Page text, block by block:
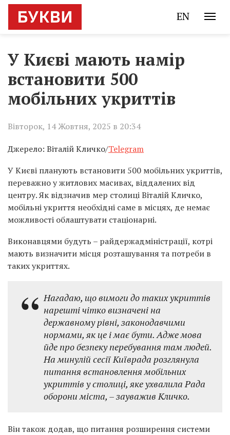
EN
У Києві мають намір
встановити 500
мобільних укриттів
Вівторок, 14 Жовтня, 2025 в 20:34
Джерело: Віталій Кличко/Telegram
У Києві планують встановити 500 мобільних укриттів,
переважно у житлових масивах, віддалених від
центру. Як відзначив мер столиці Віталій Кличко,
мобільні укриття необхідні саме в місцях, де немає
можливості облаштувати стаціонарні.
Виконавцями будуть – райдержадміністрації, котрі
мають визначити місця розташування та потреби в
таких укриттях.
Нагадаю, що вимоги до таких укриттів
нарешті чітко визначені на
державному рівні, законодавчими
нормами, як це і має бути. Адже мова
йде про безпеку перебування там людей.
На минулій сесії Київрада розглянула
питання встановлення мобільних
укриттів у столиці, яке ухвалила Рада
оборони міста, – зауважив Кличко.
Він також додав, що питання розширення системи